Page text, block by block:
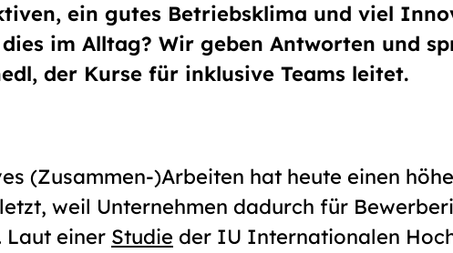
ein gutes Betriebsklima und viel
im Alltag? Wir geben Antworten und
der Kurse für inklusive Teams leitet.
(Zusammen-)Arbeiten hat heute einen
weil Unternehmen dadurch für
Laut einer Studie der IU Internationalen